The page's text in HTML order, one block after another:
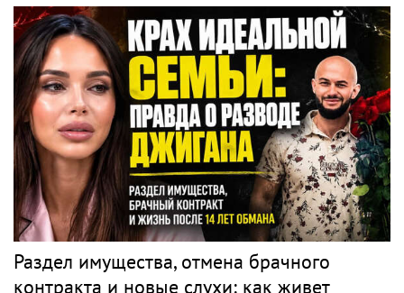
Раздел имущества, отмена брачного
контракта и новые слухи: как живет